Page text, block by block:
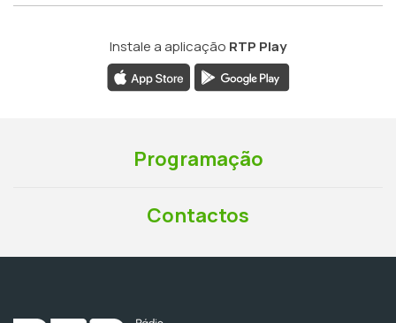
Instale a aplicação RTP Play
Programação
Contactos